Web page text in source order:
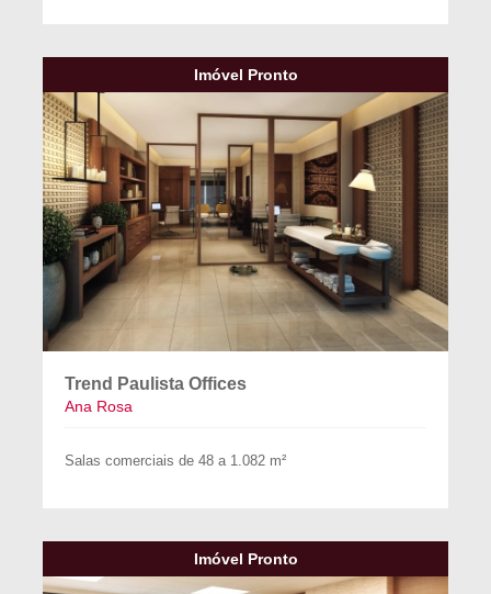
Imóvel Pronto
Trend Paulista Offices
Ana Rosa
Salas comerciais de 48 a 1.082 m²
Imóvel Pronto